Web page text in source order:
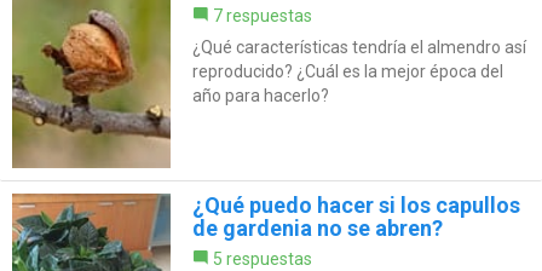
7 respuestas
¿Qué características tendría el almendro así
reproducido? ¿Cuál es la mejor época del
año para hacerlo?
¿Qué puedo hacer si los capullos
de gardenia no se abren?
5 respuestas